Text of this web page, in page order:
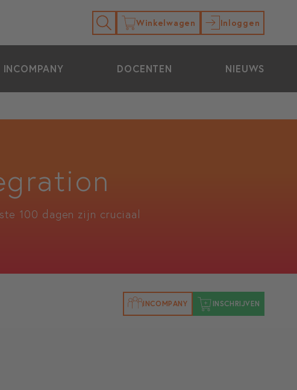
Winkelwagen Inloggen
INCOMPANY DOCENTEN NIEUWS
100 dagen zijn cruciaal
INCOMPANY INSCHRIJVEN